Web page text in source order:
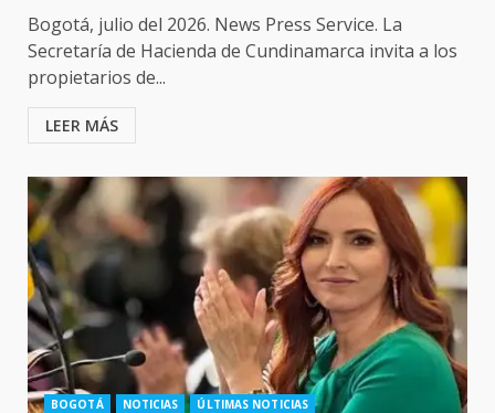
Bogotá, julio del 2026. News Press Service. La
Secretaría de Hacienda de Cundinamarca invita a los
propietarios de...
LEER MÁS
BOGOTÁ NOTICIAS ÚLTIMAS NOTICIAS